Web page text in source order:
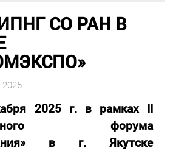
СО РАН В
2025 г. в рамках II
форума
в г. Якутске